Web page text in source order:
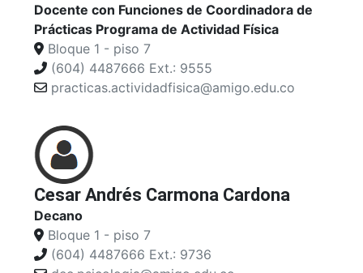
Docente con Funciones de Coordinadora de
Prácticas Programa de Actividad Física
Bloque 1 - piso 7
(604) 4487666 Ext.: 9555
practicas.actividadfisica@amigo.edu.co
Cesar Andrés Carmona Cardona
Decano
Bloque 1 - piso 7
(604) 4487666 Ext.: 9736